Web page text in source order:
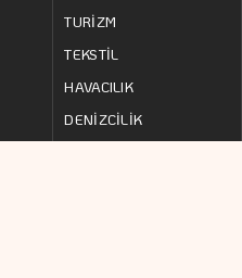
TURİZM
TEKSTİL
HAVACILIK
DENİZCİLİK